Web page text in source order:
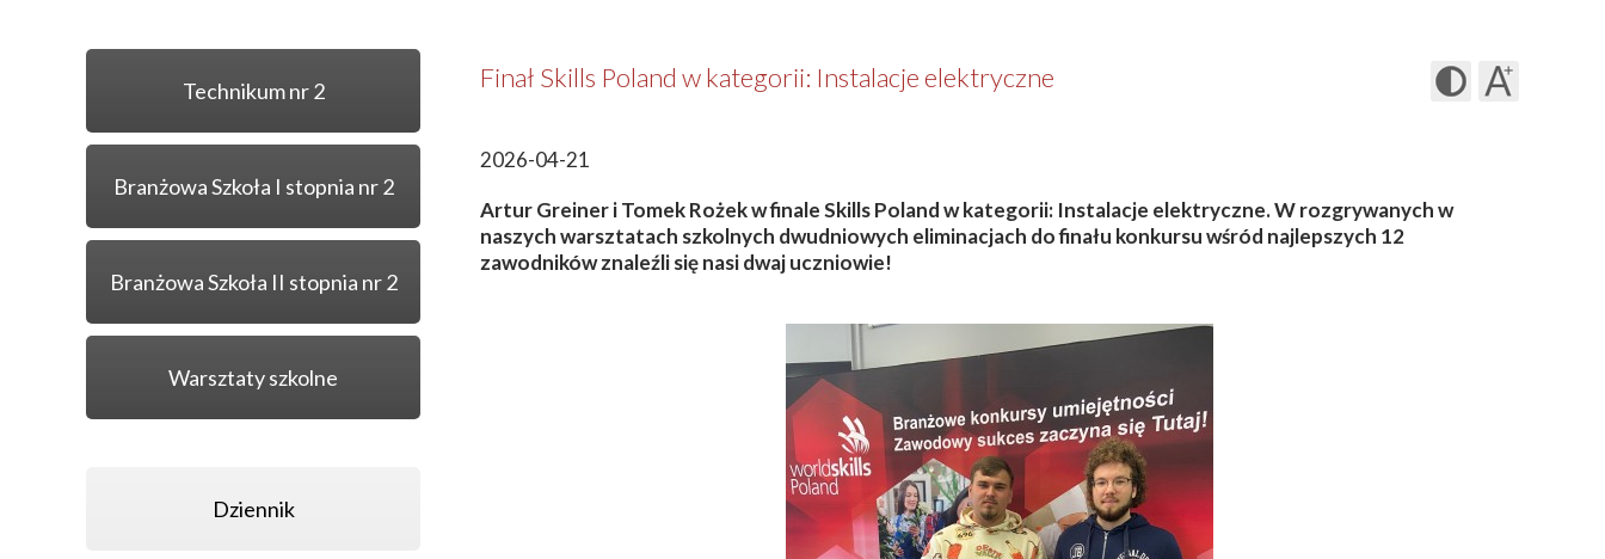
Finał Skills Poland w kategorii: Instalacje elektryczne
2026-04-21
Artur Greiner i Tomek Rożek w finale Skills Poland w kategorii: Instalacje elektryczne. W rozgrywanych w
naszych warsztatach szkolnych dwudniowych eliminacjach do finału konkursu wśród najlepszych 12
zawodników znaleźli się nasi dwaj uczniowie!
Technikum nr 2
Branżowa Szkoła I stopnia nr 2
Branżowa Szkoła II stopnia nr 2
Warsztaty szkolne
Dziennik